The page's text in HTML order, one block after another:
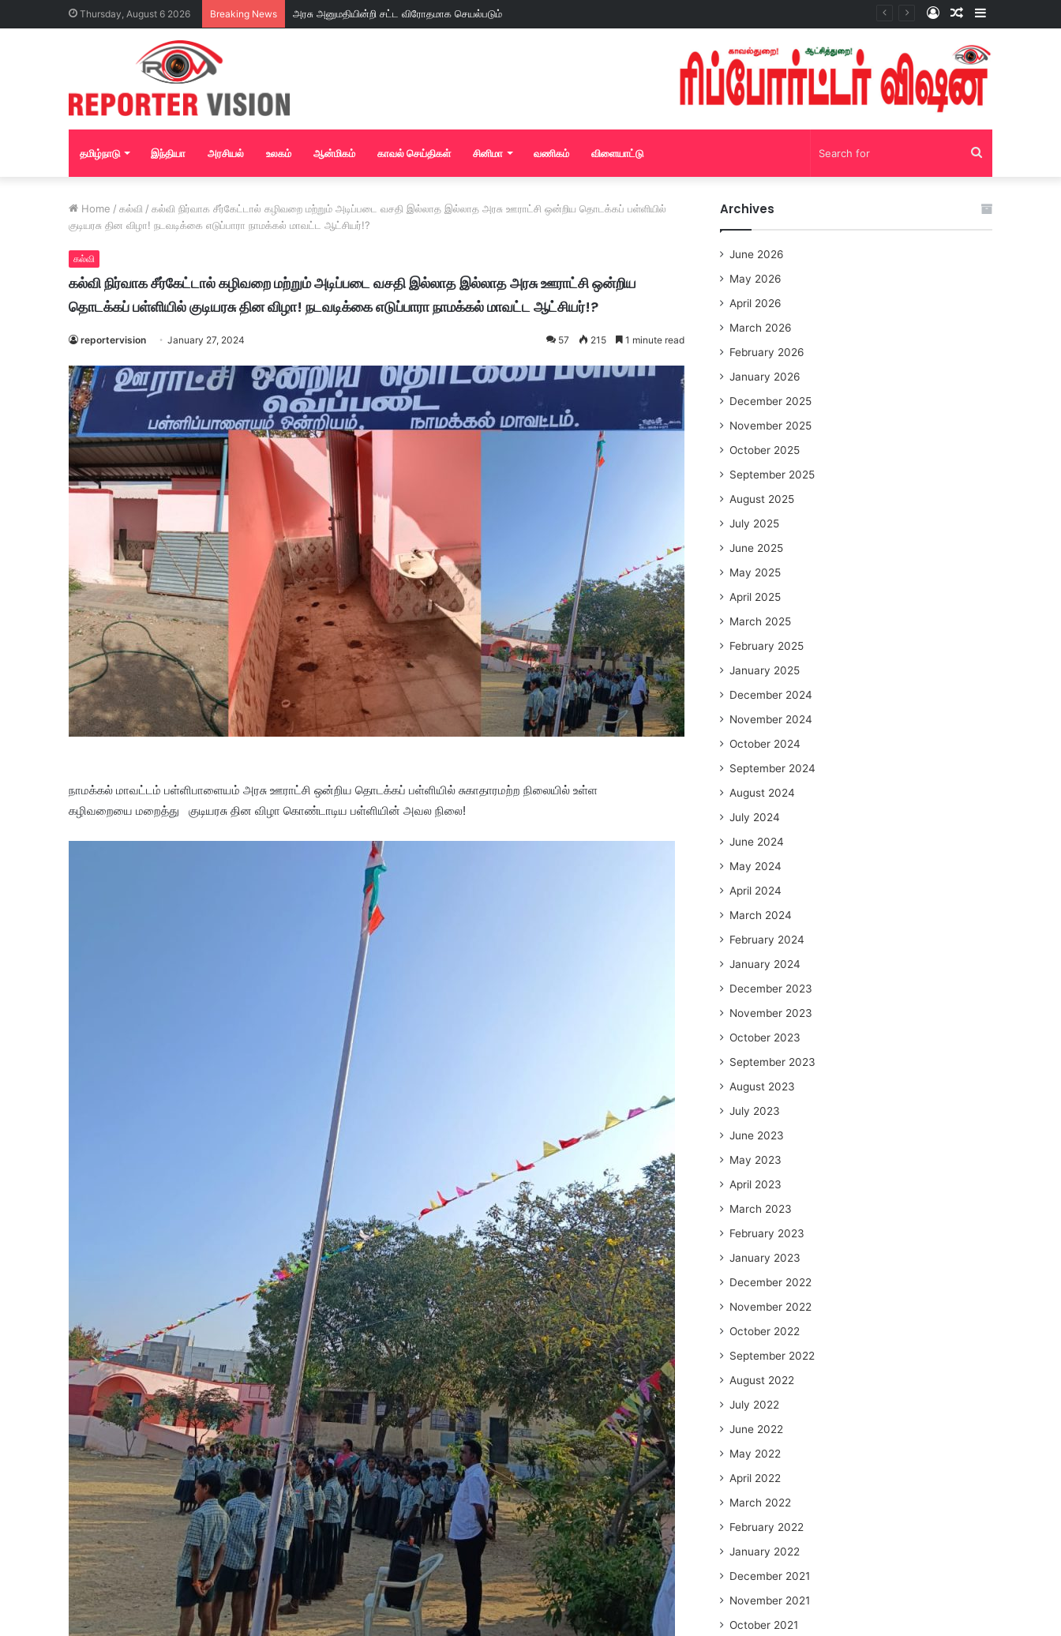
Thursday, August 6 2026 Breaking News Sidebar
Random
Log
தமிழ்நாடு இந்தியா அரசியல் உலகம் ஆன்மிகம் காவல் செய்திகள் சினிமா வணிகம் விளையாட்டு Search
Home / கல்வி / கல்வி நிர்வாக சீர்கேட்டால் கழிவறை மற்றும் அடிப்படை வசதி இல்லாத இல்லாத அரசு ஊராட்சி ஒன்றிய தொடக்கப் பள்ளியில்
குடியரசு தின விழா! நடவடிக்கை எடுப்பாரா நாமக்கல் மாவட்ட ஆட்சியர்!?
கல்வி
கல்வி நிர்வாக சீர்கேட்டால் கழிவறை மற்றும் அடிப்படை வசதி இல்லாத இல்லாத அரசு ஊராட்சி ஒன்றிய
தொடக்கப் பள்ளியில் குடியரசு தின விழா! நடவடிக்கை எடுப்பாரா நாமக்கல் மாவட்ட ஆட்சியர்!?
reportervision January 27, 2024 57 215 1 minute read
நாமக்கல் மாவட்டம் பள்ளிபாளையம் அரசு ஊராட்சி ஒன்றிய தொடக்கப் பள்ளியில் சுகாதாரமற்ற நிலையில் உள்ள
கழிவறையை மறைத்து குடியரசு தின விழா கொண்டாடிய பள்ளியின் அவல நிலை!
Archives
June 2026
May 2026
April 2026
March 2026
February 2026
January 2026
December 2025
November 2025
October 2025
September 2025
August 2025
July 2025
June 2025
May 2025
April 2025
March 2025
February 2025
January 2025
December 2024
November 2024
October 2024
September 2024
August 2024
July 2024
June 2024
May 2024
April 2024
March 2024
February 2024
January 2024
December 2023
November 2023
October 2023
September 2023
August 2023
July 2023
June 2023
May 2023
April 2023
March 2023
February 2023
January 2023
December 2022
November 2022
October 2022
September 2022
August 2022
July 2022
June 2022
May 2022
April 2022
March 2022
February 2022
January 2022
December 2021
November 2021
October 2021